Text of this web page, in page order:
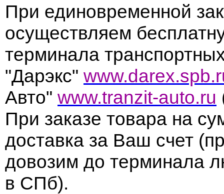
При единовременной
осуществляем
терминала
"Дарэкс"
Авто" www.tranzit-auto.ru
При заказе товара на
доставка за Ваш счет
довозим до терминала
в СПб).